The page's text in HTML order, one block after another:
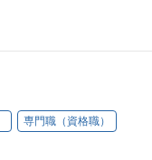
専門職（資格職）